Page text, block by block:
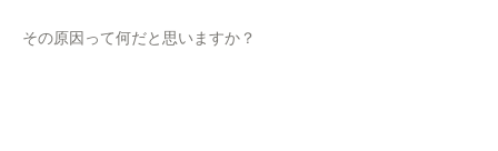
その原因って何だと思いますか？